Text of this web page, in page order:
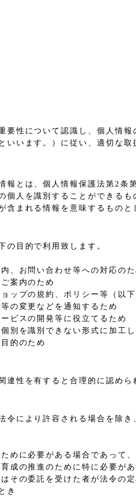
要性について認識し、個人情
います。）に従い、適切な取
報とは、個人情報保護法第2
個人を識別することができる
まれる情報を意味するものと
の目的で利用致します。
、お問い合わせ等への対応のた
案内のため
ップの規約、ポリシー等（以
の変更などを通知するため
ビスの開発等に役立てるため
別を識別できない形式に加工
的のため
連性を有すると合理的に認め
令により許容される場合を除
めに必要がある場合であって
成の推進のために特に必要が
その委託を受けた者が法令
き